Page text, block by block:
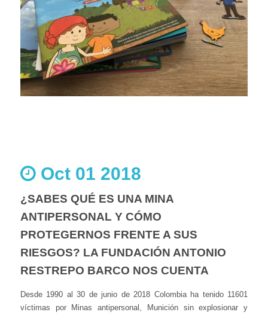
Oct 01 2018
¿SABES QUÉ ES UNA MINA
ANTIPERSONAL Y CÓMO
PROTEGERNOS FRENTE A SUS
RIESGOS? LA FUNDACIÓN ANTONIO
RESTREPO BARCO NOS CUENTA
Desde 1990 al 30 de junio de 2018 Colombia ha tenido 11601
víctimas por Minas antipersonal, Munición sin explosionar y